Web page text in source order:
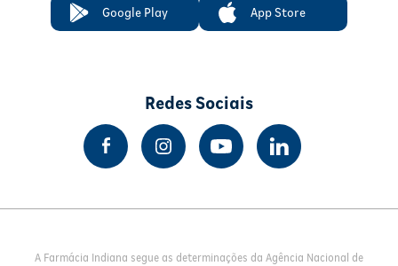
Google Play App Store
Redes Sociais
A Farmácia Indiana segue as determinações da Agência Nacional de